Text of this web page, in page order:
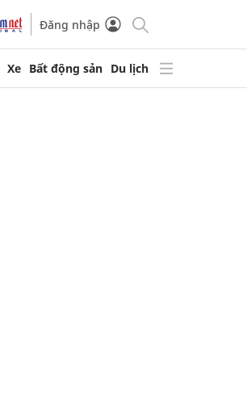
Đăng nhập
Xe Bất động sản Du lịch